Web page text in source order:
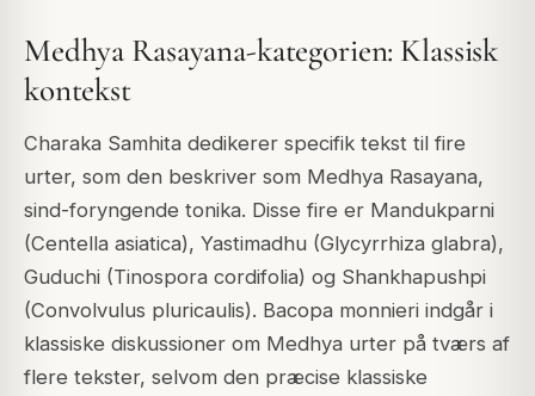
Medhya Rasayana-kategorien: Klassisk
kontekst
Charaka Samhita dedikerer specifik tekst til fire
urter, som den beskriver som Medhya Rasayana,
sind-foryngende tonika. Disse fire er Mandukparni
(Centella asiatica), Yastimadhu (Glycyrrhiza glabra),
Guduchi (Tinospora cordifolia) og Shankhapushpi
(Convolvulus pluricaulis). Bacopa monnieri indgår i
klassiske diskussioner om Medhya urter på tværs af
flere tekster, selvom den præcise klassiske